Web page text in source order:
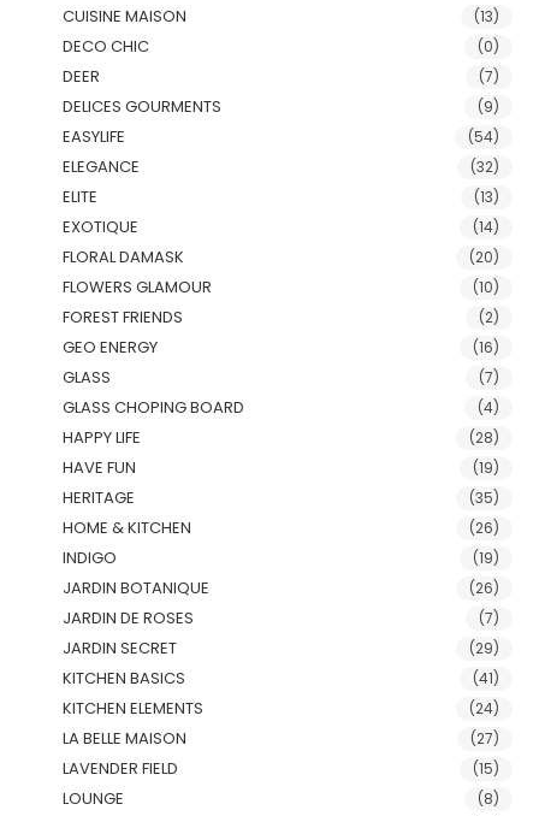
CUISINE MAISON (13)
DECO CHIC (0)
DEER (7)
DELICES GOURMENTS (9)
EASYLIFE (54)
ELEGANCE (32)
ELITE (13)
EXOTIQUE (14)
FLORAL DAMASK (20)
FLOWERS GLAMOUR (10)
FOREST FRIENDS (2)
GEO ENERGY (16)
GLASS (7)
GLASS CHOPING BOARD (4)
HAPPY LIFE (28)
HAVE FUN (19)
HERITAGE (35)
HOME & KITCHEN (26)
INDIGO (19)
JARDIN BOTANIQUE (26)
JARDIN DE ROSES (7)
JARDIN SECRET (29)
KITCHEN BASICS (41)
KITCHEN ELEMENTS (24)
LA BELLE MAISON (27)
LAVENDER FIELD (15)
LOUNGE (8)